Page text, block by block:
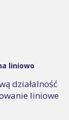
liniowo
działalność
liniowe